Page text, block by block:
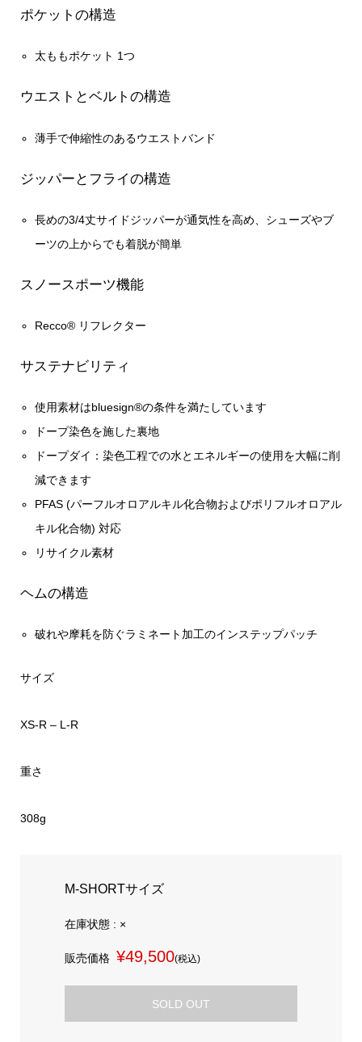
ポケットの構造
太ももポケット 1つ
ウエストとベルトの構造
薄手で伸縮性のあるウエストバンド
ジッパーとフライの構造
長めの3/4丈サイドジッパーが通気性を高め、シューズやブ
ーツの上からでも着脱が簡単
スノースポーツ機能
Recco® リフレクター
サステナビリティ
使用素材はbluesign®の条件を満たしています
ドープ染色を施した裏地
ドープダイ：染色工程での水とエネルギーの使用を大幅に削
減できます
PFAS (パーフルオロアルキル化合物およびポリフルオロアル
キル化合物) 対応
リサイクル素材
ヘムの構造
破れや摩耗を防ぐラミネート加工のインステップパッチ
サイズ
XS-R – L-R
重さ
308g
M-SHORTサイズ
在庫状態 : ×
販売価格 ¥49,500(税込)
SOLD OUT